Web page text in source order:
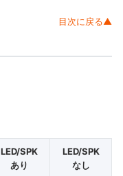
目次に戻る▲
LED/SPK
あり
LED/SPK
なし